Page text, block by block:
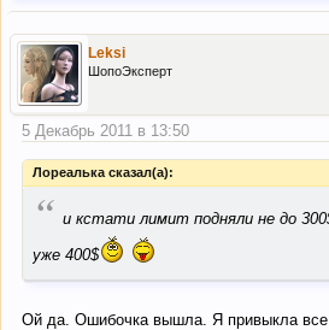
Leksi
ШопоЭксперт
5 Декабрь 2011 в 13:50
Лореалька сказал(а):
“ и кстати лимит подняли не до
уже 400$
Ой да. Ошибочка вышла. Я привыкла все